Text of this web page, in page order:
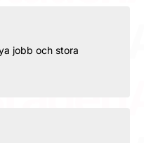
jobb och stora